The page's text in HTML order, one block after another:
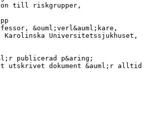
till riskgrupper,
&ouml;verl&auml;kare,
Universitetssjukhuset,
publicerad p&aring;
utskrivet dokument &auml;r alltid